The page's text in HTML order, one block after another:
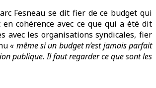
Fesneau se dit fier de ce budget qui
cohérence avec ce que qui a été dit
avec les organisations syndicales, fier
« même si un budget n’est jamais parfait
publique. Il faut regarder ce que sont les